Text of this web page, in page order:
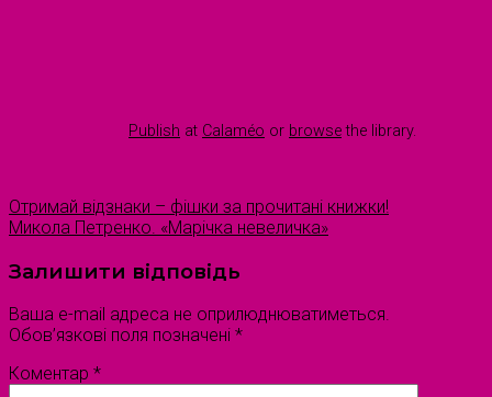
Publish at Calaméo or browsethe library.
Отримай відзнаки – фішки за прочитані книжки!
Микола Петренко. «Марічка невеличка»
Залишити відповідь
Ваша e-mail адреса не оприлюднюватиметься.
Обов’язкові поля позначені *
Коментар *